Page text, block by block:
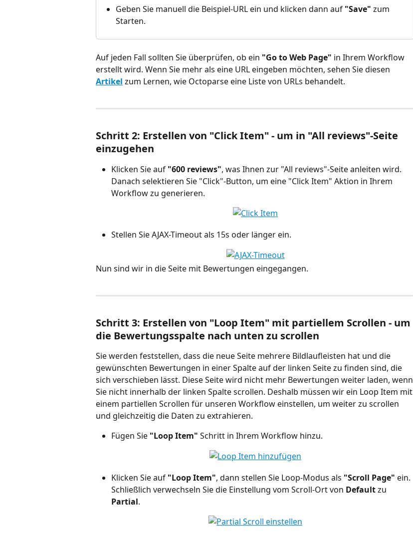
Geben Sie manuell die Beispiel-URL ein und klicken dann auf "Save" zum
Starten.
Auf jeden Fall sollten Sie überprüfen, ob ein "Go to Web Page" in Ihrem Workflow
erstellt wird. Wenn Sie mehr als eine URL eingeben möchten, sehen Sie diesen
Artikel zum Lernen, wie Octoparse eine Liste von URLs behandelt.
Schritt 2: Erstellen von "Click Item" - um in "All reviews"-Seite
einzugehen
Klicken Sie auf "600 reviews", was Ihnen zur "All reviews"-Seite anleiten wird.
Danach selektieren Sie "Click"-Button, um eine "Click Item" Aktion in Ihrem
Workflow zu generieren.
Stellen Sie AJAX-Timeout als 15s oder länger ein.
Nun sind wir in die Seite mit Bewertungen eingegangen.
Schritt 3: Erstellen von "Loop Item" mit partiellem Scrollen - um
die Bewertungsspalte nach unten zu scrollen
Sie werden feststellen, dass die neue Seite mehrere Bildlaufleisten hat und die
gewünschten Bewertungen in einer Spalte auf der linken Seite zu finden sind, die
sich verschieben lässt. Diese Seite wird nicht mehr Bewertungen weiter laden, wenn
Sie nicht innerhalb der linken Spalte scrollen. Deshalb müssen wir ein Loop Item mit
einem partiellen Scrollen für unseren Workflow einstellen, um weiter zu scrollen
und gleichzeitig die Daten zu extrahieren.
Fügen Sie "Loop Item" Schritt in Ihrem Workflow hinzu.
Klicken Sie auf "Loop Item", dann stellen Sie Loop-Modus als "Scroll Page" ein.
Schließlich verwechseln Sie die Einstellung vom Scroll-Ort von Default zu
Partial.